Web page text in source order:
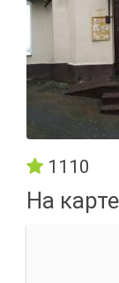
1110
На